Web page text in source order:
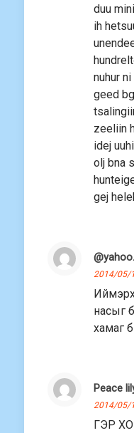
duu
ih
nuhur
geed
zeeliin
idej
olj bna
gej
2014/05/
насыг
хамаг
Peace
2014/05/
ГЭР